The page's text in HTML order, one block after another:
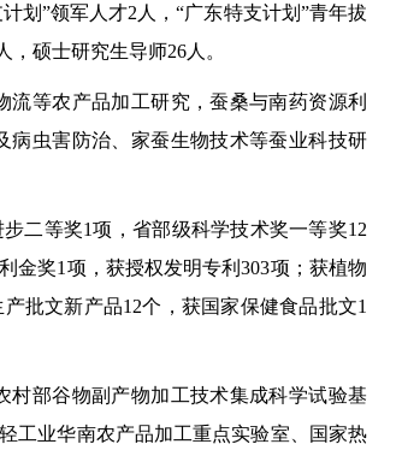
划”领军人才2人，“广东特支计划”青年拔
硕士研究生导师26人。
等农产品加工研究，蚕桑与南药资源利
病虫害防治、家蚕生物技术等蚕业科技研
二等奖1项，省部级科学技术奖一等奖12
金奖1项，获授权发明专利303项；获植物
批文新产品12个，获国家保健食品批文1
部谷物副产物加工技术集成科学试验基
工业华南农产品加工重点实验室、国家热